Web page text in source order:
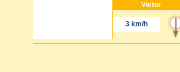
Vietor
3 km/h